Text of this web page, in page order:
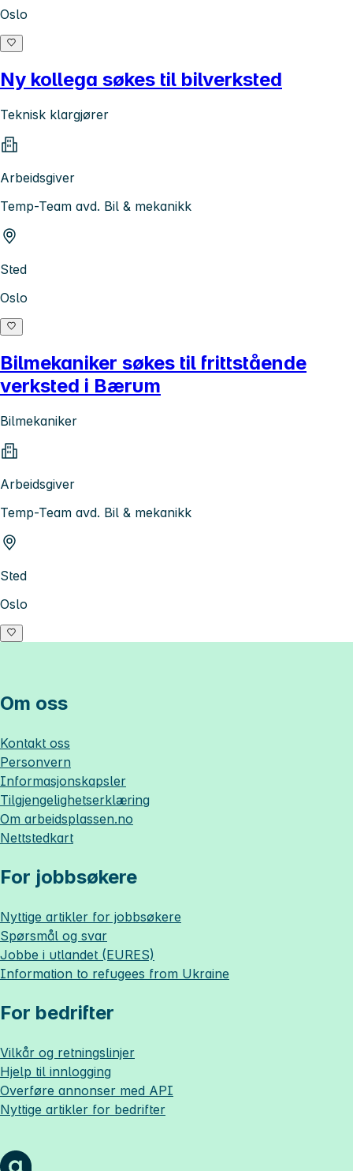
Oslo
Ny kollega søkes til bilverksted
Teknisk klargjører
Arbeidsgiver
Temp-Team avd. Bil & mekanikk
Sted
Oslo
Bilmekaniker søkes til frittstående
verksted i Bærum
Bilmekaniker
Arbeidsgiver
Temp-Team avd. Bil & mekanikk
Sted
Oslo
Om oss
Kontakt oss
Personvern
Informasjonskapsler
Tilgjengelighetserklæring
Om arbeidsplassen.no
Nettstedkart
For jobbsøkere
Nyttige artikler for jobbsøkere
Spørsmål og svar
Jobbe i utlandet (EURES)
Information to refugees from Ukraine
For bedrifter
Vilkår og retningslinjer
Hjelp til innlogging
Overføre annonser med API
Nyttige artikler for bedrifter